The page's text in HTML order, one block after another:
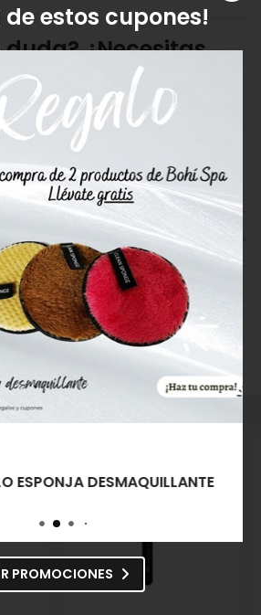
Sombras Pelo Hykor Ref 17607
5,80€). Producto en stock, recogida
e imágenes deMartora Pincel
17607referencia 8432416517607, EAN
a la categoríaAccesorios de Maquillaje
(10).
y de similares características a
Pelo Hykor Ref 17607
en "Maquillaje",
¿Necesitas
con nosotros y
tus dudas.
221 ENVIAR EMAIL
de estos cupones!
DESMAQUILLANTE
PROMOCIONES